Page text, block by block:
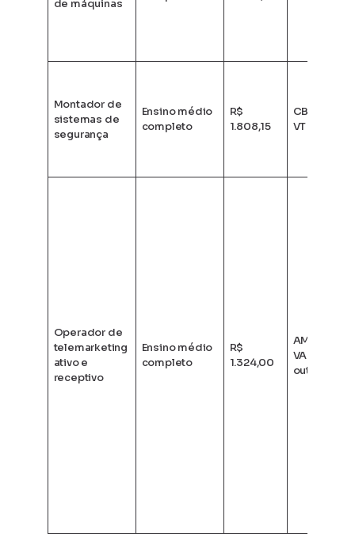
de máquinas
Montador de
sistemas de
segurança
Ensino médio
completo
R$
1.808,15
CB + SV +
VT + VR
Operador de
telemarketing
ativo e
receptivo
Ensino médio
completo
R$
1.324,00
AM + AO +
VA + VT +
outros